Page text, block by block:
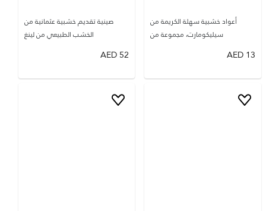
أعواد خشبية سهلة الكريمة من
سيليكومارت، مجموعة من
13
AED
صينية تقديم خشبية عثمانية من
الخشب الطبيعي من لينغ
52
AED